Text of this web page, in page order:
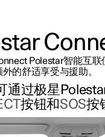
手车
3
Polestar智能互
的舒适享受与援助。
通过极星
按钮和SOS按